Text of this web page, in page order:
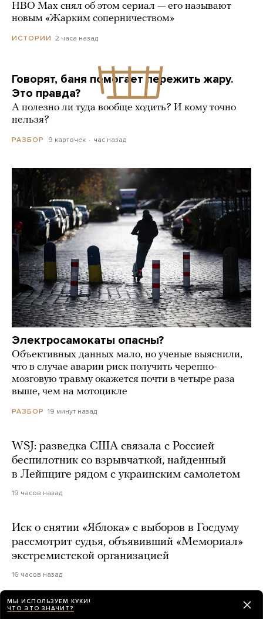
HBO Max снял об этом сериал — его называют
новым «Жарким соперничеством»
ИСТОРИИ 2 часа назад
Говорят, баня помогает пережить жару.
Это правда?
А полезно ли туда вообще ходить? И кому точно
нельзя?
РАЗБОР 9 карточек час назад
Электросамокаты опасны?
Объективных данных мало, но ученые выяснили,
что в случае аварии риск получить черепно-
мозговую травму окажется почти в четыре раза
выше, чем на мотоцикле
РАЗБОР 19 минут назад
WSJ: разведка США связала с Россией
беспилотник со взрывчаткой, найденный
в Лейпциге рядом с украинским самолетом
19 часов назад
Иск о снятии «Яблока» с выборов в Госдуму
рассмотрит судья, объявивший «Мемориал»
экстремистской организацией
16 часов назад
МЫ ИСПОЛЬЗУЕМ КУКИ!
ЧТО ЭТО ЗНАЧИТ?